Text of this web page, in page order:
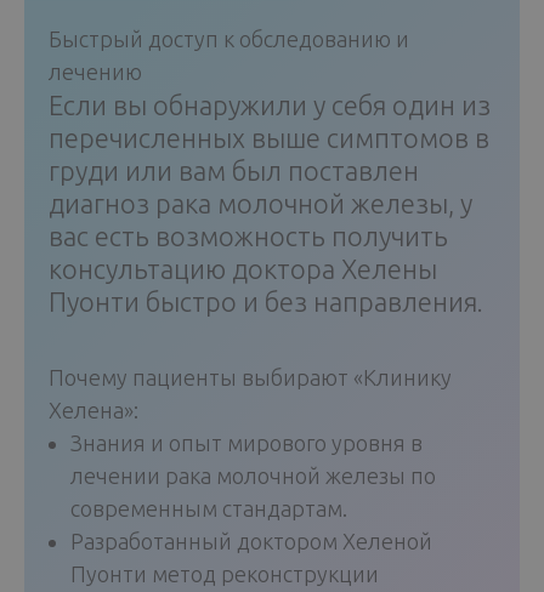
Быстрый доступ к обследованию и
лечению
Если вы обнаружили у себя один из
перечисленных выше симптомов в
груди или вам был поставлен
диагноз рака молочной железы, у
вас есть возможность получить
консультацию доктора Хелены
Пуонти быстро и без направления.
Почему пациенты выбирают «Клинику
Хелена»:
Знания и опыт мирового уровня в
лечении рака молочной железы по
современным стандартам.
Разработанный доктором Хеленой
Пуонти метод реконструкции